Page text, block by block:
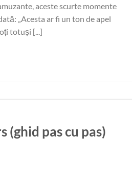
aceste scurte momente
„Acesta ar fi un ton de apel
totuși [...]
(ghid pas cu pas)